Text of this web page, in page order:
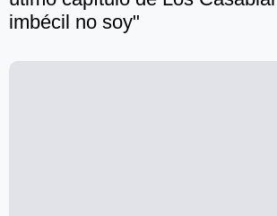
imbécil no soy"